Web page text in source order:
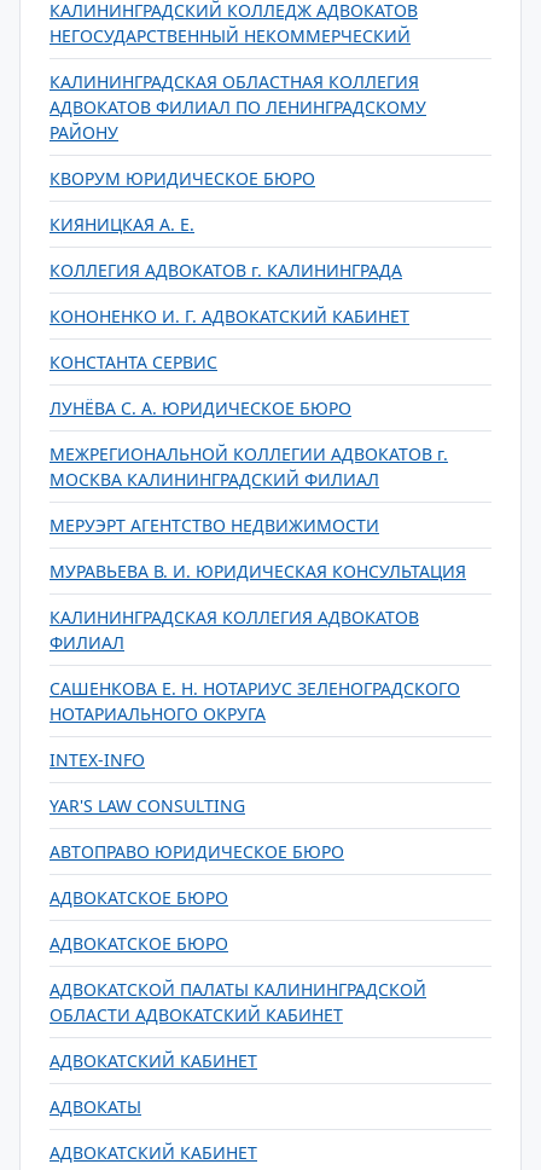
КАЛИНИНГРАДСКИЙ КОЛЛЕДЖ АДВОКАТОВ
НЕГОСУДАРСТВЕННЫЙ НЕКОММЕРЧЕСКИЙ
КАЛИНИНГРАДСКАЯ ОБЛАСТНАЯ КОЛЛЕГИЯ
АДВОКАТОВ ФИЛИАЛ ПО ЛЕНИНГРАДСКОМУ
РАЙОНУ
КВОРУМ ЮРИДИЧЕСКОЕ БЮРО
КИЯНИЦКАЯ А. Е.
КОЛЛЕГИЯ АДВОКАТОВ г. КАЛИНИНГРАДА
КОНОНЕНКО И. Г. АДВОКАТСКИЙ КАБИНЕТ
КОНСТАНТА СЕРВИС
ЛУНЁВА С. А. ЮРИДИЧЕСКОЕ БЮРО
МЕЖРЕГИОНАЛЬНОЙ КОЛЛЕГИИ АДВОКАТОВ г.
МОСКВА КАЛИНИНГРАДСКИЙ ФИЛИАЛ
МЕРУЭРТ АГЕНТСТВО НЕДВИЖИМОСТИ
МУРАВЬЕВА В. И. ЮРИДИЧЕСКАЯ КОНСУЛЬТАЦИЯ
КАЛИНИНГРАДСКАЯ КОЛЛЕГИЯ АДВОКАТОВ
ФИЛИАЛ
САШЕНКОВА Е. Н. НОТАРИУС ЗЕЛЕНОГРАДСКОГО
НОТАРИАЛЬНОГО ОКРУГА
INTEX-INFO
YAR'S LAW CONSULTING
АВТОПРАВО ЮРИДИЧЕСКОЕ БЮРО
АДВОКАТСКОЕ БЮРО
АДВОКАТСКОЕ БЮРО
АДВОКАТСКОЙ ПАЛАТЫ КАЛИНИНГРАДСКОЙ
ОБЛАСТИ АДВОКАТСКИЙ КАБИНЕТ
АДВОКАТСКИЙ КАБИНЕТ
АДВОКАТЫ
АДВОКАТСКИЙ КАБИНЕТ